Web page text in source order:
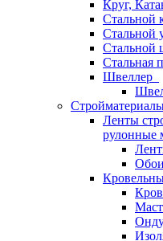
Круг,
Стальной
Стальной
Стальной
Стальная
Швеллер
Ленты
рулонные
Обои